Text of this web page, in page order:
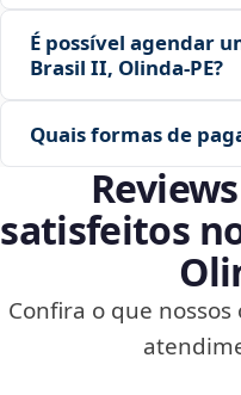
É possível agendar
Brasil II, Olinda‑PE?
Quais formas de
satisfeitos
Confira o que